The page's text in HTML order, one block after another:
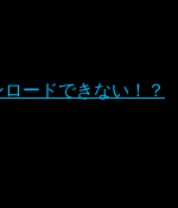
ードできない！？